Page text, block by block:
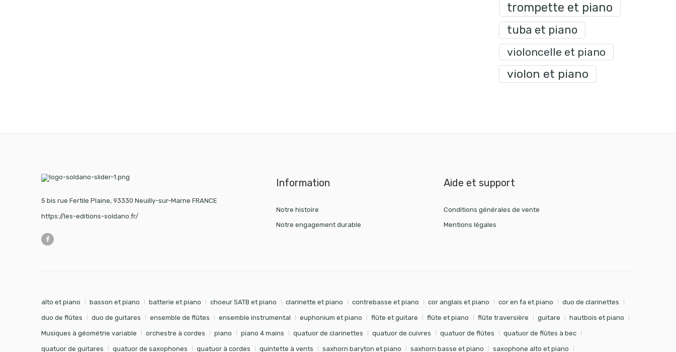
trompette et piano
tuba et piano
violoncelle et piano
violon et piano
5 bis rue Fertile Plaine, 93330 Neuilly-sur-Marne FRANCE
https://les-editions-soldano.fr/
Information
Notre histoire
Notre engagement durable
Aide et support
Conditions générales de vente
Mentions légales
alto et piano basson et piano batterie et piano choeur SATB et piano clarinette et piano contrebasse et piano cor anglais et piano cor en fa et piano duo de clarinettes
duo de flûtes duo de guitares ensemble de flûtes ensemble instrumental euphonium et piano flûte et guitare flûte et piano flûte traversière guitare hautbois et piano
Musiques à géométrie variable orchestre à cordes piano piano 4 mains quatuor de clarinettes quatuor de cuivres quatuor de flûtes quatuor de flûtes à bec
quatuor de guitares quatuor de saxophones quatuor à cordes quintette à vents saxhorn baryton et piano saxhorn basse et piano saxophone alto et piano